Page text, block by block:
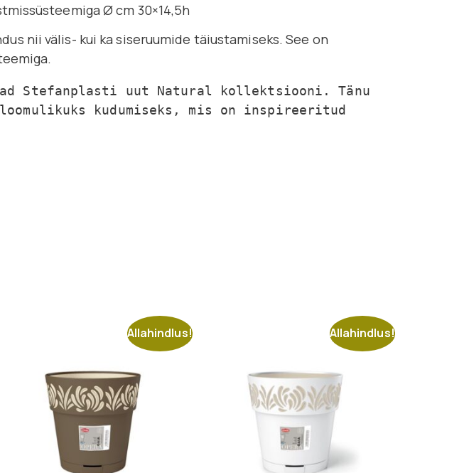
Ø cm 30×14,5h
nii välis- kui ka siseruumide täiustamiseks. See on
Stefanplasti uut Natural kollektsiooni. Tänu
kudumiseks, mis on inspireeritud
Allahindlus! Allahindlus!